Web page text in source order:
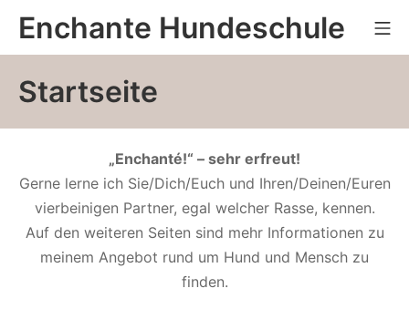
Inhalt
springen
Enchante Hundeschule
Startseite
„Enchanté!“ – sehr erfreut!
Gerne lerne ich Sie/Dich/Euch und Ihren/Deinen/Euren
vierbeinigen Partner, egal welcher Rasse, kennen.
Auf den weiteren Seiten sind mehr Informationen zu
meinem Angebot rund um Hund und Mensch zu
finden.